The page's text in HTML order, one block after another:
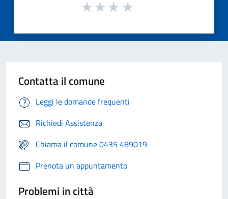
Contatta il comune
Leggi le domande frequenti
Richiedi Assistenza
Chiama il comune 0435 489019
Prenota un appuntamento
Problemi in città